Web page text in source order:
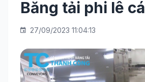
phi lê cá
Băng tải phi lê cá
27/09/2023 11:04:13